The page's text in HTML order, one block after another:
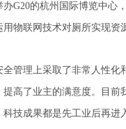
的杭州国际博览中心
物联网技术对厕所实现
理上采取了非常人性化
高了业主的满意度。目
技成果都是先工业后再